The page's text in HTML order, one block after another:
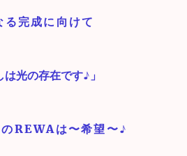
る完成に向けて
は光の存在です♪」
REWAは〜希望〜♪